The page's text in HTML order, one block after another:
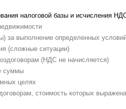
налоговой базы и исчисления НДС
за выполнение определенных
(сложные ситуации)
(НДС не начисляется)
суммы
целях
стоимость которых